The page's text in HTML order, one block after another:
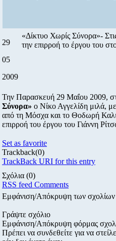
29
05
2009
«Δίκτυο Χωρίς Σύνορα»-
την επιρροή το έργου του
Την Παρασκευή 29 Μαΐου 2009,
Σύνορα» ο Νίκο Αγγελίδη μιλά,
από τη Μόσχα και το Θοδωρή
επιρροή του έργου του Γιάννη
Set as favorite
Trackback(0)
TrackBack URI for this entry
Σχόλια (0)
RSS feed Comments
Εμφάνιση/Απόκρυψη των σχολίων
Γράψτε σχόλιο
Εμφάνιση/Απόκρυψη φόρμας
Πρέπει να συνδεθείτε για να